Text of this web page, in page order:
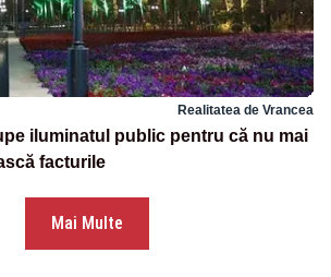
Realitatea de Vrancea
iluminatul public pentru că nu mai
facturile
Mai Multe